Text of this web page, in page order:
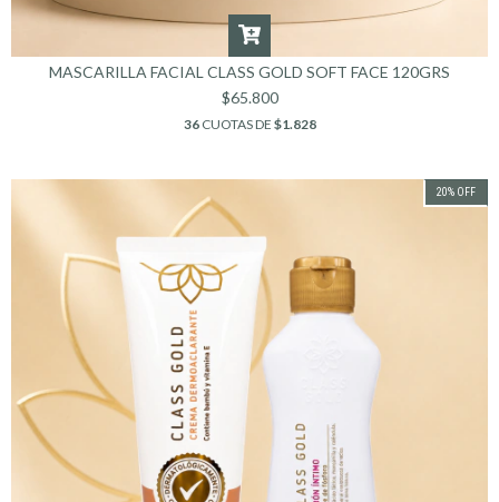
MASCARILLA FACIAL CLASS GOLD SOFT FACE 120GRS
$65.800
36CUOTAS DE $1.828
20% OFF